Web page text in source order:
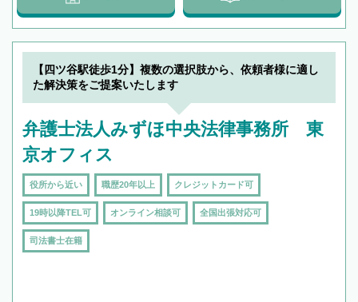
【四ツ谷駅徒歩1分】複数の選択肢から、依頼者様に適し
た解決策をご提案いたします
弁護士法人みずほ中央法律事務所 東
京オフィス
役所から近い 職歴20年以上 クレジットカード可
19時以降TEL可 オンライン相談可 全国出張対応可
司法書士在籍